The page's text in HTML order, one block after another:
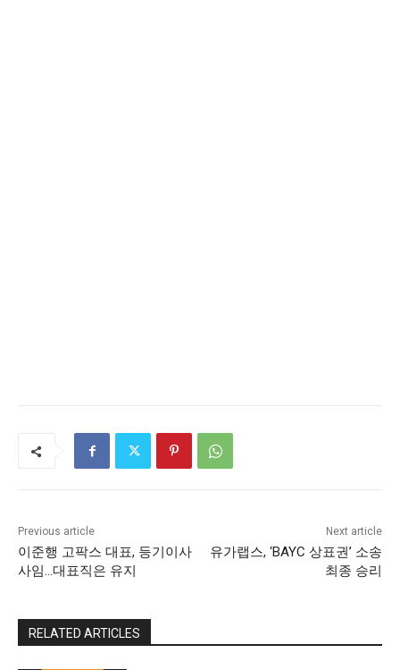
Previous article
이준행 고팍스 대표, 등기이사
사임…대표직은 유지
Next article
유가랩스, ‘BAYC 상표권’ 소송
최종 승리
RELATED ARTICLES